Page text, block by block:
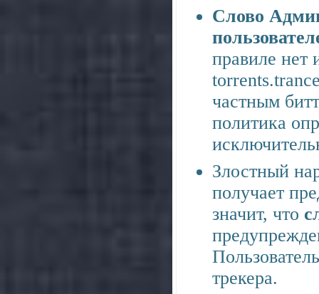
Слово
правиле нет
частным
политика
Злостный
получает
значит, что
трекера.